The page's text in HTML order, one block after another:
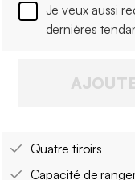
Je veux aussi
dernières
Quatre tiroirs
Capacité de